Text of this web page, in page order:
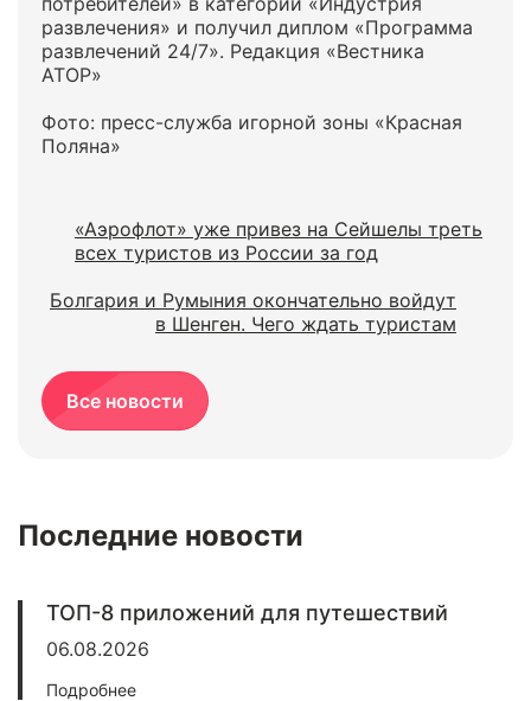
развлечения» и получил диплом «Программа
развлечений 24/7». Редакция «Вестника
АТОР»
Фото: пресс-служба игорной зоны «Красная
Поляна»
«Аэрофлот» уже привез на Сейшелы треть
всех туристов из России за год
Болгария и Румыния окончательно войдут
в Шенген. Чего ждать туристам
Все новости
Последние новости
ТОП-8 приложений для путешествий
06.08.2026
Подробнее